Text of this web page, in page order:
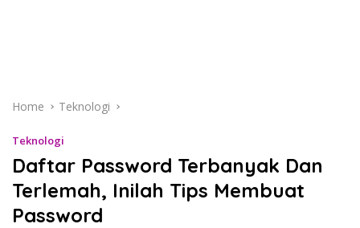
Home Teknologi
Teknologi
Daftar Password Terbanyak Dan
Terlemah, Inilah Tips Membuat
Password